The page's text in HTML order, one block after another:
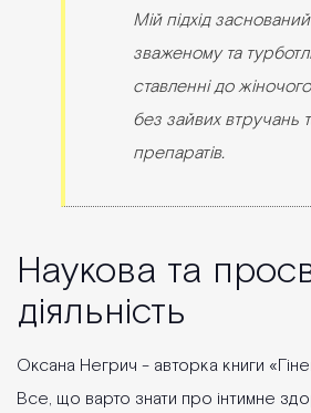
Мій підхід
зваженому та
ставленні до
без зайвих втручань
препаратів.
Наукова та
діяльність
Оксана Негрич - авторка книги
Все, що варто знати про інтимне